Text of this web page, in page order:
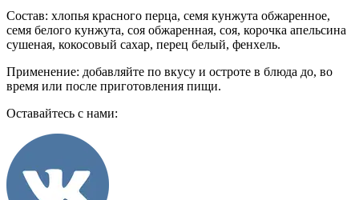
Состав: хлопья красного перца, семя кунжута обжаренное,
семя белого кунжута, соя обжаренная, соя, корочка апельсина
сушеная, кокосовый сахар, перец белый, фенхель.
Применение: добавляйте по вкусу и остроте в блюда до, во
время или после приготовления пищи.
Оставайтесь с нами: